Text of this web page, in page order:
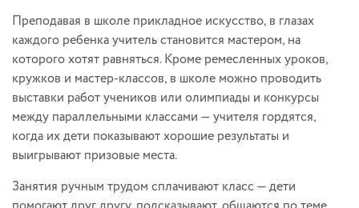
Преподавая в школе прикладное искусство, в глазах
каждого ребенка учитель становится мастером, на
которого хотят равняться. Кроме ремесленных уроков,
кружков и мастер-классов, в школе можно проводить
выставки работ учеников или олимпиады и конкурсы
между параллельными классами — учителя гордятся,
когда их дети показывают хорошие результаты и
выигрывают призовые места.
Занятия ручным трудом сплачивают класс — дети